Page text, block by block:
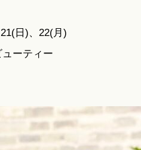
日)、22(月)
ーティー